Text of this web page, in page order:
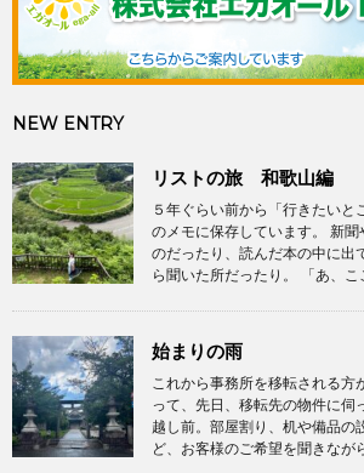
NEW ENTRY
リストの旅 和歌山編
５年ぐらい前から「行きたいと
のメモに保存しています。 新
のだったり、読んだ本の中に出
ら聞いた所だったり。 「あ、
始まりの雨
これから事務所を移転される方
って、先日、移転先の物件に伺
越し前。部屋割り、机や備品の
ど、お客様のご希望を聞きなが